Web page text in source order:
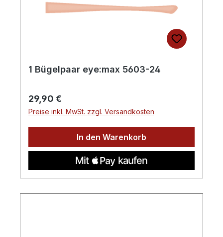
1 Bügelpaar eye:max 5603-24
Regulärer Preis:
29,90 €
Preise inkl. MwSt. zzgl. Versandkosten
In den Warenkorb